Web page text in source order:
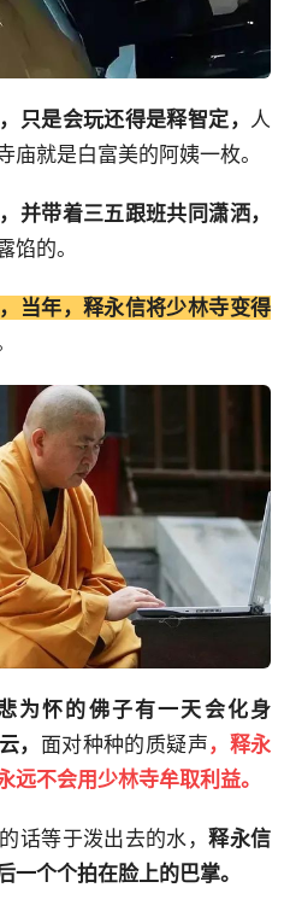
只是会玩还得是释智定， 人
庙就是白富美的阿姨一枚。
并带着三五跟班共同潇洒，
馅的。
当年，释永信将少林寺变得
为怀的佛子有一天会化身
， 面对种种的质疑声 ，释永
远不会用少林寺牟取利益。
话等于泼出去的水，释永信
一个个拍在脸上的巴掌。